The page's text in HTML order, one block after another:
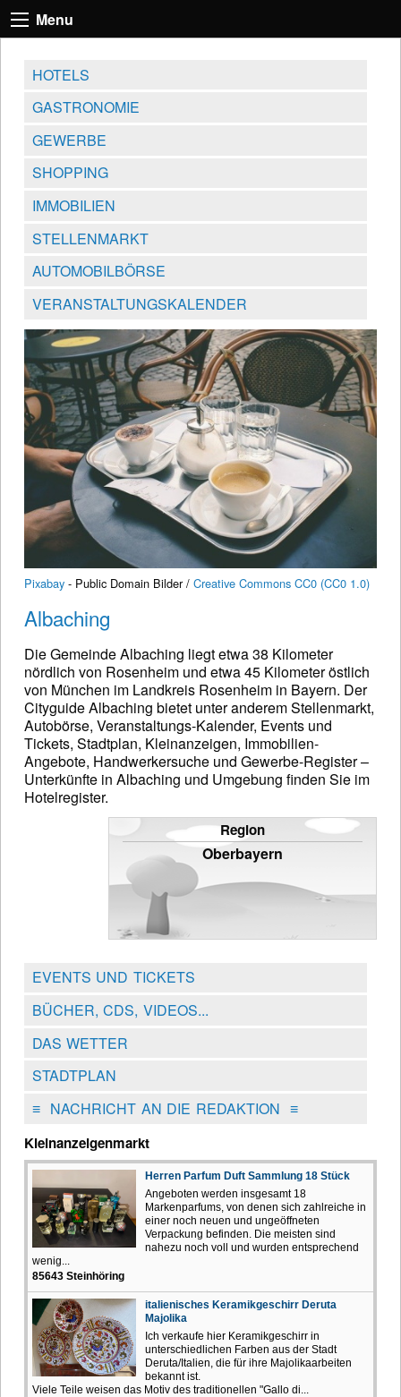
Menu
HOTELS
GASTRONOMIE
GEWERBE
SHOPPING
IMMOBILIEN
STELLENMARKT
AUTOMOBILBÖRSE
VERANSTALTUNGSKALENDER
Pixabay - Public Domain Bilder / Creative Commons CC0 (CC0 1.0)
Albaching
Die Gemeinde Albaching liegt etwa 38 Kilometer
nördlich von Rosenheim und etwa 45 Kilometer östlich
von München im Landkreis Rosenheim in Bayern. Der
Cityguide Albaching bietet unter anderem Stellenmarkt,
Autobörse, Veranstaltungs-Kalender, Events und
Tickets, Stadtplan, Kleinanzeigen, Immobilien-
Angebote, Handwerkersuche und Gewerbe-Register –
Unterkünfte in Albaching und Umgebung finden Sie im
Hotelregister.
Region
Oberbayern
EVENTS UND TICKETS
BÜCHER, CDS, VIDEOS...
DAS WETTER
STADTPLAN
≡NACHRICHT AN DIE REDAKTION ≡
Kleinanzeigenmarkt
Herren Parfum Duft Sammlung 18 Stück
Angeboten werden insgesamt 18
Markenparfums, von denen sich zahlreiche in
einer noch neuen und ungeöffneten
Verpackung befinden. Die meisten sind
nahezu noch voll und wurden entsprechend
wenig...
85643 Steinhöring
italienisches Keramikgeschirr Deruta
Majolika
Ich verkaufe hier Keramikgeschirr in
unterschiedlichen Farben aus der Stadt
Deruta/Italien, die für ihre Majolikaarbeiten
bekannt ist.
Viele Teile weisen das Motiv des traditionellen "Gallo di...